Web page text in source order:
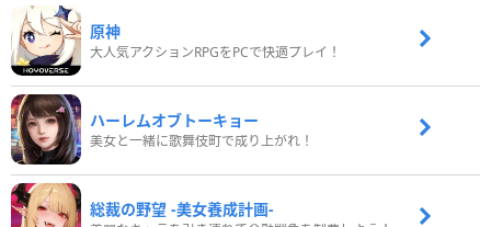
原神
大人気アクションRPGをPCで快適プレイ！
ハーレムオブトーキョー
美女と一緒に歌舞伎町で成り上がれ！
総裁の野望 -美女養成計画-